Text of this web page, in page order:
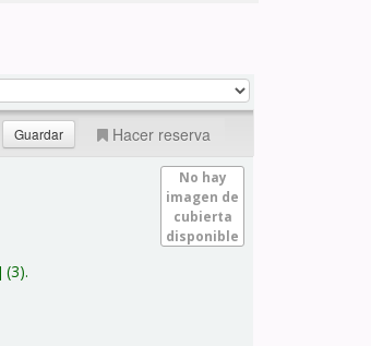
Hacer reserva
No hay
imagen de
cubierta
disponible
(3).